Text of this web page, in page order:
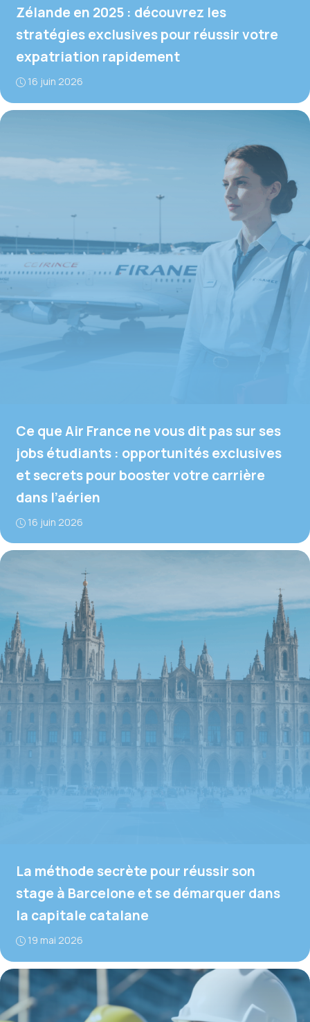
Zélande en 2025 : découvrez les
stratégies exclusives pour réussir votre
expatriation rapidement
16 juin 2026
Ce que Air France ne vous dit pas sur ses
jobs étudiants : opportunités exclusives
et secrets pour booster votre carrière
dans l’aérien
16 juin 2026
La méthode secrète pour réussir son
stage à Barcelone et se démarquer dans
la capitale catalane
19 mai 2026